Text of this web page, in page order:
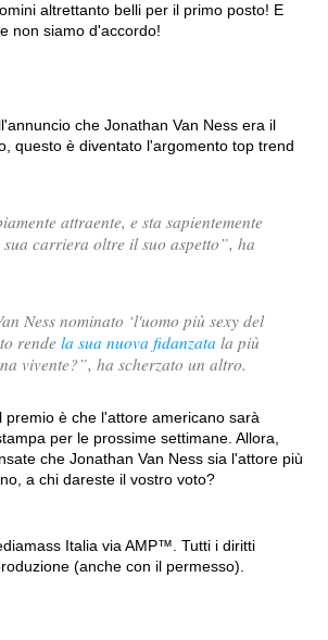
altrettanto belli per il primo posto! E
non siamo d'accordo!
che Jonathan Van Ness era il
questo è diventato l'argomento top trend
attraente, e sta sapientemente
carriera oltre il suo aspetto”, ha
Ness nominato ‘l'uomo più sexy del
rende la sua nuova fidanzata la più
vivente?”, ha scherzato un altro.
premio è che l'attore americano sarà
per le prossime settimane. Allora,
che Jonathan Van Ness sia l'attore più
a chi dareste il vostro voto?
Italia via AMP™. Tutti i diritti
(anche con il permesso).